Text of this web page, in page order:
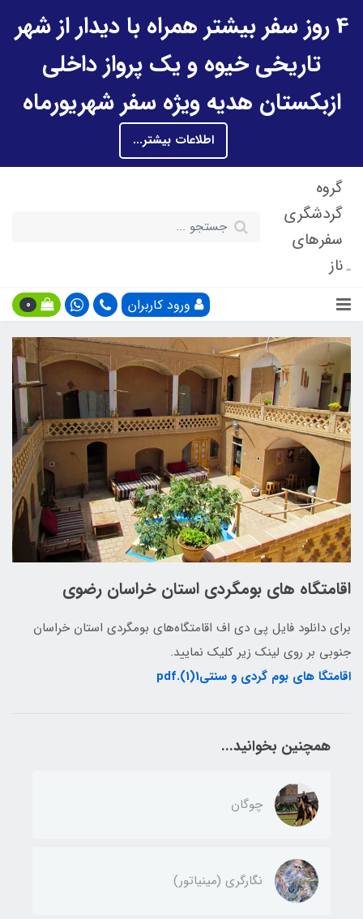
4 روز سفر بیشتر همراه با دیدار از شهر
تاریخی خیوه و یک پرواز داخلی
ازبکستان هدیه ویژه سفر شهریورماه
اطلاعات بیشتر...
گروه
گردشگری
سفرهای
ناز
ورود کاربران 0
اقامتگاه های بومگردی استان خراسان رضوی
برای دانلود فایل پی دی اف اقامتگاه‌های بومگردی استان خراسان
جنوبی بر روی لینک زیر کلیک نمایید.
اقامتگا های بوم گردی و سنتی1(1).pdf
همچنین بخوانید...
چوگان
نگارگری (مینیاتور)